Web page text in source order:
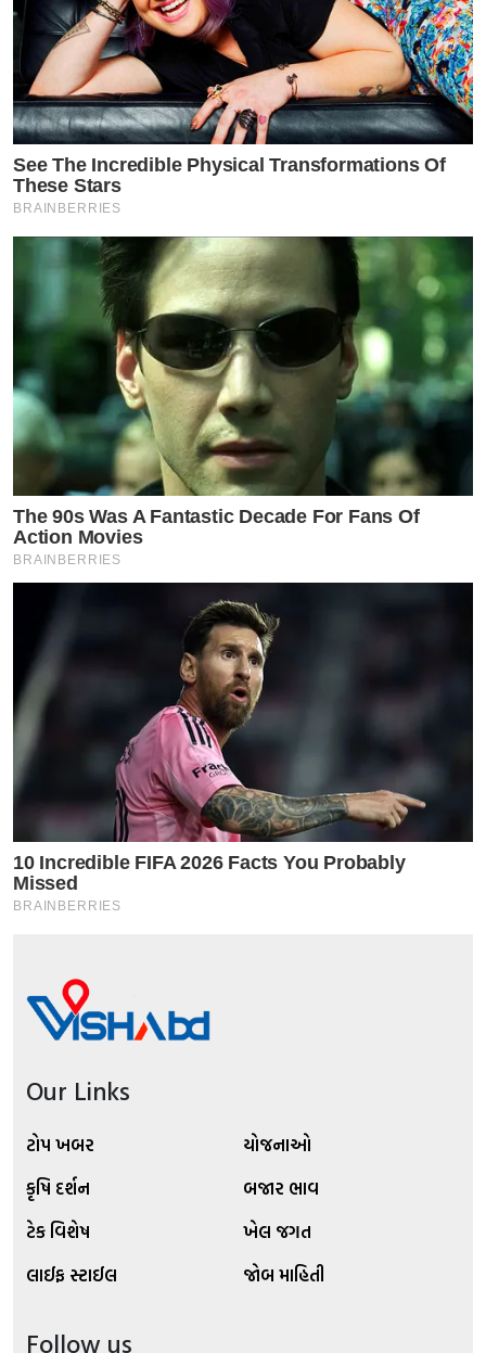
Our Links
ટોપ ખબર
યોજનાઓ
કૃષિ દર્શન
બજાર ભાવ
ટેક વિશેષ
ખેલ જગત
લાઈફ સ્ટાઈલ
જોબ માહિતી
Follow us